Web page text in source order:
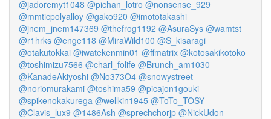
@jadoremyt1048 @pichan_lotro @nonsense_929
@mmticpolyalloy @gako920 @imototakashi
@jnem_jnem147369 @thefrog1192 @AsuraSys @wamtst
@r1hrks @enge118 @MiraWild100 @S_kisaragi
@otakutokkai @iwatekenmin01 @ffmatrix @kotosakikotoko
@toshimizu7566 @charl_folife @Brunch_am1030
@KanadeAkiyoshi @No373O4 @snowystreet
@noriomurakami @toshima59 @picajon1gouki
@spikenokakurega @wellkin1945 @ToTo_TOSY
@Clavis_lux9 @1486Ash @sprechchorjp @NickUdon